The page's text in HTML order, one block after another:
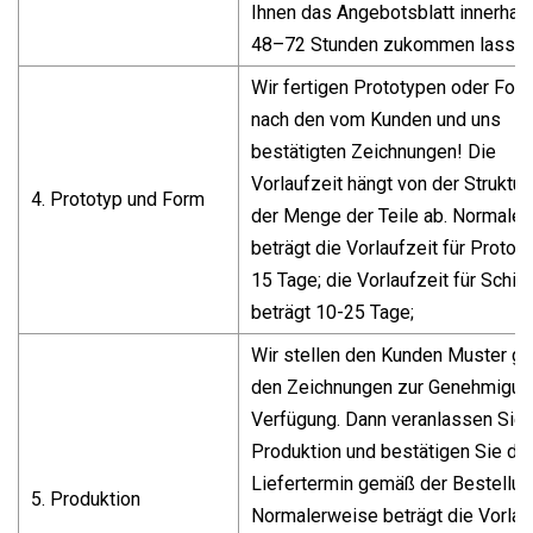
Ihnen das Angebotsblatt
48–72 Stunden zukommen
4. Prototyp und Form
Wir fertigen Prototypen oder
nach den vom Kunden und uns
bestätigten Zeichnungen! Die
Vorlaufzeit hängt von der Struktur
der Menge der Teile ab.
beträgt die Vorlaufzeit für
15 Tage; die Vorlaufzeit für
beträgt 10-25 Tage;
5. Produktion
Wir stellen den Kunden Muster
den Zeichnungen zur
Verfügung. Dann veranlassen Sie
Produktion und bestätigen Sie
Liefertermin gemäß der
Normalerweise beträgt die